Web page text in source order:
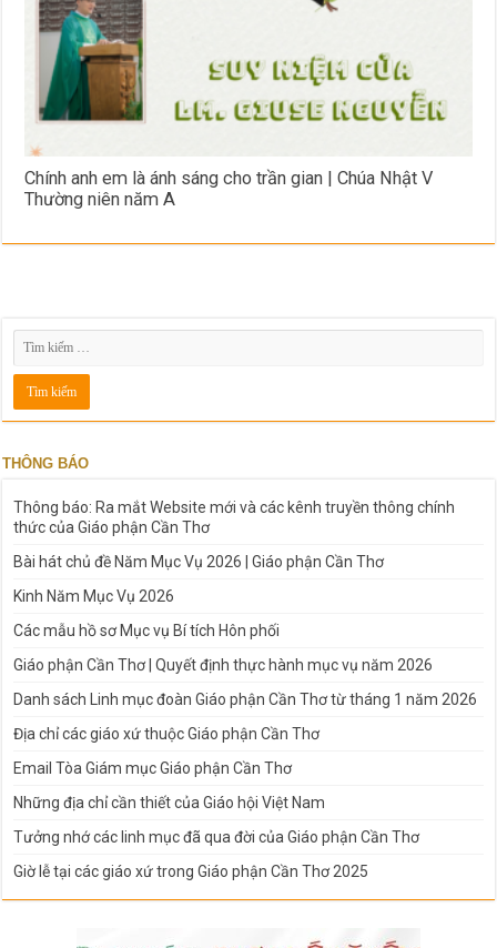
Chính anh em là ánh sáng cho trần gian | Chúa Nhật V
Thường niên năm A
THÔNG BÁO
Thông báo: Ra mắt Website mới và các kênh truyền thông chính
thức của Giáo phận Cần Thơ
Bài hát chủ đề Năm Mục Vụ 2026 | Giáo phận Cần Thơ
Kinh Năm Mục Vụ 2026
Các mẫu hồ sơ Mục vụ Bí tích Hôn phối
Giáo phận Cần Thơ | Quyết định thực hành mục vụ năm 2026
Danh sách Linh mục đoàn Giáo phận Cần Thơ từ tháng 1 năm 2026
Địa chỉ các giáo xứ thuộc Giáo phận Cần Thơ
Email Tòa Giám mục Giáo phận Cần Thơ
Những địa chỉ cần thiết của Giáo hội Việt Nam
Tưởng nhớ các linh mục đã qua đời của Giáo phận Cần Thơ
Giờ lễ tại các giáo xứ trong Giáo phận Cần Thơ 2025